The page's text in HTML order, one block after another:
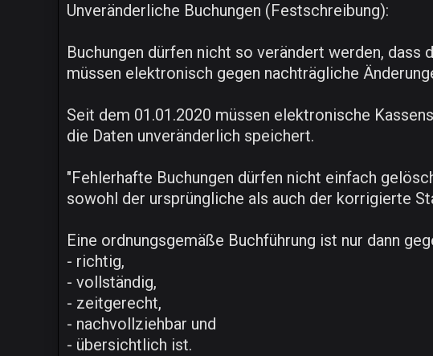
Unveränderliche Buchungen (Festschreibung):
Buchungen dürfen nicht so verändert werden,
müssen elektronisch gegen nachträgliche
Seit dem 01.01.2020 müssen elektronische
die Daten unveränderlich speichert.
"Fehlerhafte Buchungen dürfen nicht einfach
sowohl der ursprüngliche als auch der korrigierte
Eine ordnungsgemäße Buchführung ist nur dann
- richtig,
- vollständig,
- zeitgerecht,
- nachvollziehbar und
- übersichtlich ist.